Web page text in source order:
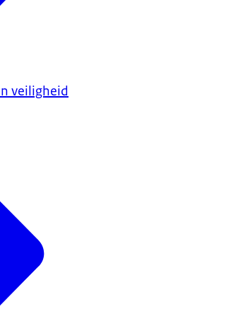
veiligheid